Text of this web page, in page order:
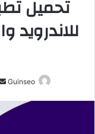
Guinseo